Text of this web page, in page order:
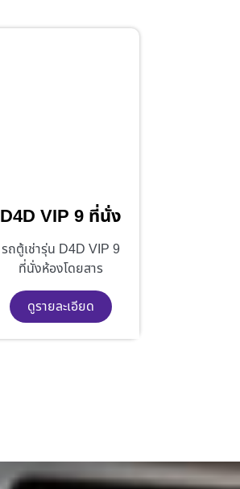
D4D VIP 9 ที่นั่ง
รถตู้เช่ารุ่น D4D VIP 9
ที่นั่งห้องโดยสาร
ดูรายละเอียด